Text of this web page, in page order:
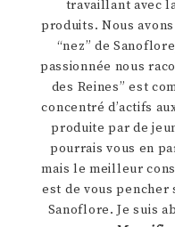
travaillant avec
produits. Nous
“nez” de
passionnée nous
des Reines” est
concentré d’actifs
produite par de
pourrais vous en
mais le meilleur
est de vous pencher
Sanoflore. Je suis